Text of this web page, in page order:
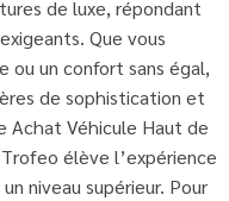
de luxe, répondant
Que vous
ou un confort sans égal,
de sophistication et
Achat Véhicule Haut de
élève l’expérience
niveau supérieur. Pour